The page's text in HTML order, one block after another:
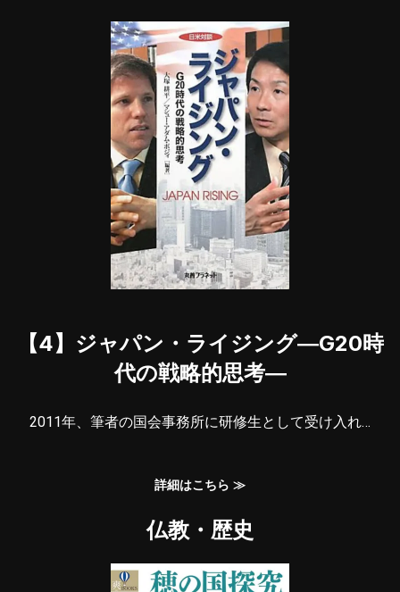
【4】ジャパン・ライジング―G20時
代の戦略的思考―
2011年、筆者の国会事務所に研修生として受け入れ…
詳細はこちら ≫
仏教・歴史